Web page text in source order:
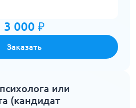
3 000 ₽
Заказать
или
(кандидат